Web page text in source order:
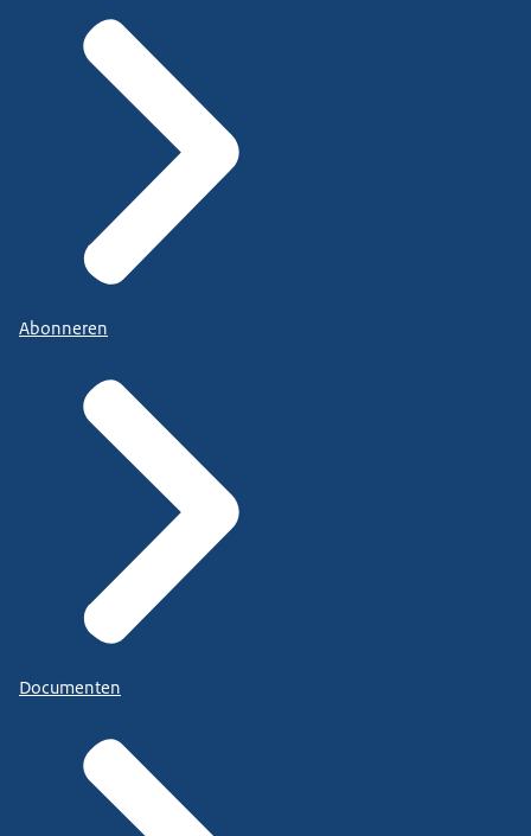
Abonneren
Documenten